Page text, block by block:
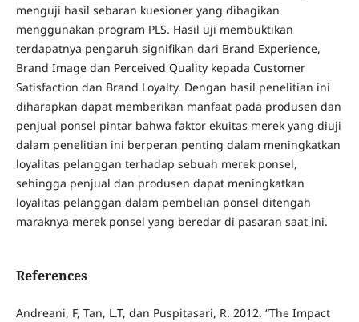
menguji hasil sebaran kuesioner yang dibagikan
menggunakan program PLS. Hasil uji membuktikan
terdapatnya pengaruh signifikan dari Brand Experience,
Brand Image dan Perceived Quality kepada Customer
Satisfaction dan Brand Loyalty. Dengan hasil penelitian ini
diharapkan dapat memberikan manfaat pada produsen dan
penjual ponsel pintar bahwa faktor ekuitas merek yang diuji
dalam penelitian ini berperan penting dalam meningkatkan
loyalitas pelanggan terhadap sebuah merek ponsel,
sehingga penjual dan produsen dapat meningkatkan
loyalitas pelanggan dalam pembelian ponsel ditengah
maraknya merek ponsel yang beredar di pasaran saat ini.
References
Andreani, F, Tan, L.T, dan Puspitasari, R. 2012. “The Impact